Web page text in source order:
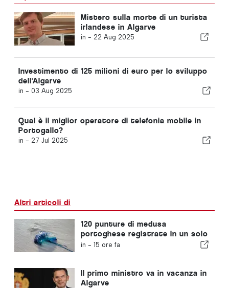
Mistero sulla morte di un turista
irlandese in Algarve
in - 22 Aug 2025
Investimento di 125 milioni di euro per lo sviluppo
dell'Algarve
in - 03 Aug 2025
Qual è il miglior operatore di telefonia mobile in
Portogallo?
in - 27 Jul 2025
Altri articoli di
120 punture di medusa
portoghese registrate in un solo
giorno
in - 15 ore fa
Il primo ministro va in vacanza in
Algarve